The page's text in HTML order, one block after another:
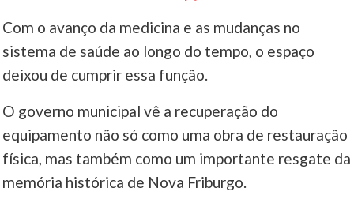
Com o avanço da medicina e as mudanças no
sistema de saúde ao longo do tempo, o espaço
deixou de cumprir essa função.
O governo municipal vê a recuperação do
equipamento não só como uma obra de restauração
física, mas também como um importante resgate da
memória histórica de Nova Friburgo.